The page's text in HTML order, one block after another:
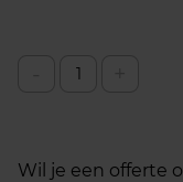
Wil je een offerte